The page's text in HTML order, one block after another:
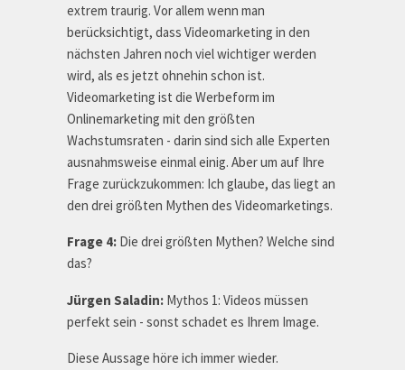
extrem traurig. Vor allem wenn man
berücksichtigt, dass Videomarketing in den
nächsten Jahren noch viel wichtiger werden
wird, als es jetzt ohnehin schon ist.
Videomarketing ist die Werbeform im
Onlinemarketing mit den größten
Wachstumsraten - darin sind sich alle Experten
ausnahmsweise einmal einig. Aber um auf Ihre
Frage zurückzukommen: Ich glaube, das liegt an
den drei größten Mythen des Videomarketings.
Frage 4: Die drei größten Mythen? Welche sind
das?
Jürgen Saladin: Mythos 1: Videos müssen
perfekt sein - sonst schadet es Ihrem Image.
Diese Aussage höre ich immer wieder.